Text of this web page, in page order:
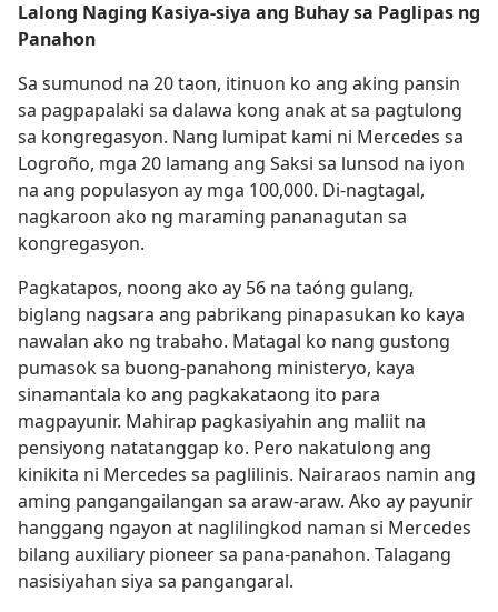
Lalong Naging Kasiya-siya ang Buhay sa Paglipas ng
Panahon
Sa sumunod na 20 taon, itinuon ko ang aking pansin
sa pagpapalaki sa dalawa kong anak at sa pagtulong
sa kongregasyon. Nang lumipat kami ni Mercedes sa
Logroño, mga 20 lamang ang Saksi sa lunsod na iyon
na ang populasyon ay mga 100,000. Di-nagtagal,
nagkaroon ako ng maraming pananagutan sa
kongregasyon.
Pagkatapos, noong ako ay 56 na taóng gulang,
biglang nagsara ang pabrikang pinapasukan ko kaya
nawalan ako ng trabaho. Matagal ko nang gustong
pumasok sa buong-panahong ministeryo, kaya
sinamantala ko ang pagkakataong ito para
magpayunir. Mahirap pagkasiyahin ang maliit na
pensiyong natatanggap ko. Pero nakatulong ang
kinikita ni Mercedes sa paglilinis. Nairaraos namin ang
aming pangangailangan sa araw-araw. Ako ay payunir
hanggang ngayon at naglilingkod naman si Mercedes
bilang auxiliary pioneer sa pana-panahon. Talagang
nasisiyahan siya sa pangangaral.